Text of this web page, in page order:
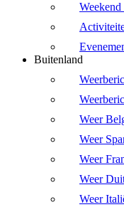
Weekend
Buitenland
Weer
Weer
Weer
Weer
Weer